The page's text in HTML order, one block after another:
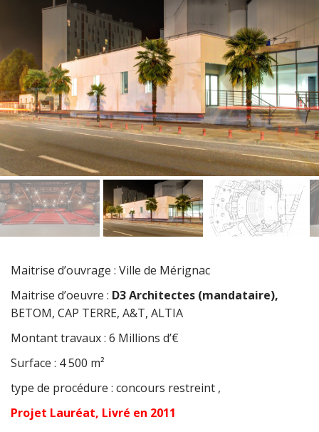
Maitrise d’ouvrage : Ville de Mérignac
Maitrise d’oeuvre : D3 Architectes (mandataire),
BETOM, CAP TERRE, A&T, ALTIA
Montant travaux : 6 Millions d’€
Surface : 4 500 m²
type de procédure : concours restreint ,
Projet Lauréat, Livré en 2011